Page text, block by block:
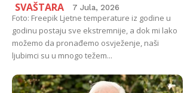
SVAŠTARA 7 Jula, 2026
Foto: Freepik Ljetne temperature iz godine u
godinu postaju sve ekstremnije, a dok mi lako
možemo da pronađemo osvježenje, naši
ljubimci su u mnogo težem...